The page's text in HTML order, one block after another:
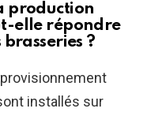
production
elle répondre
?
installés sur